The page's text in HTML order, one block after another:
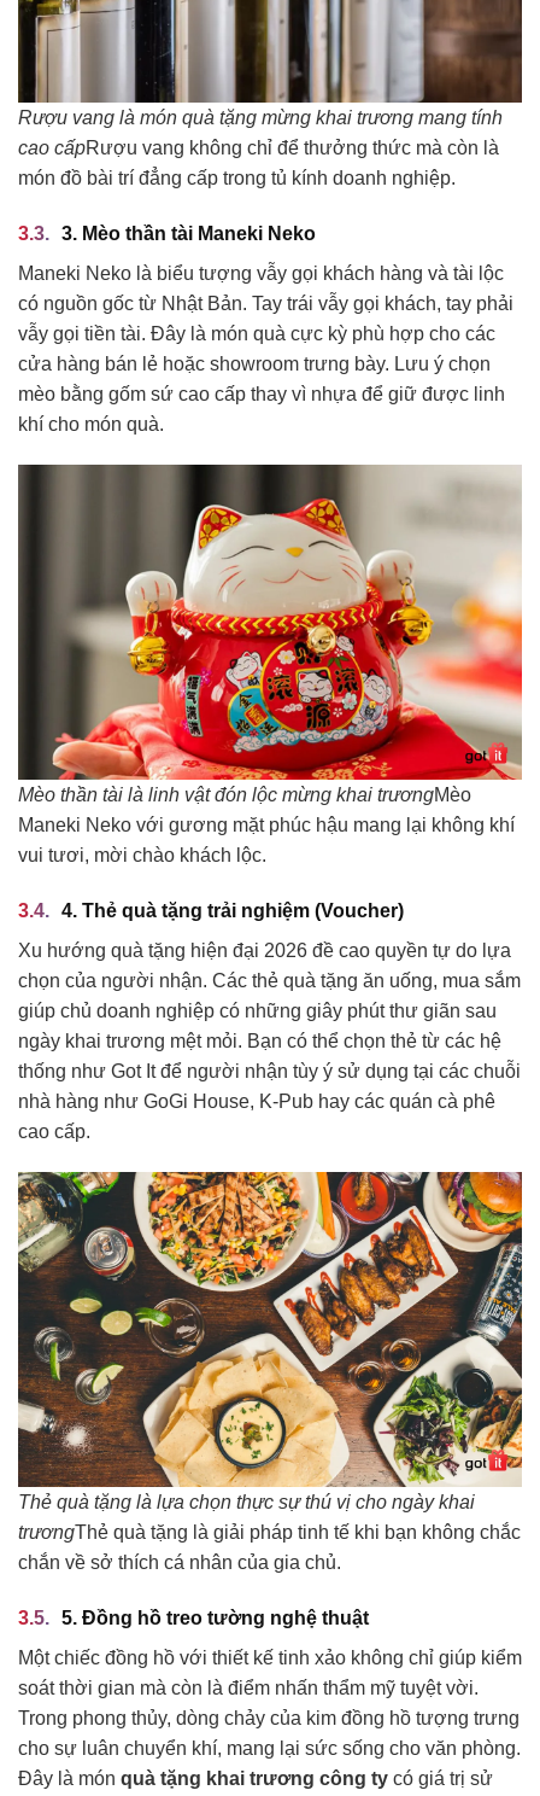
Rượu vang là món quà tặng mừng khai trương mang tính
cao cấpRượu vang không chỉ để thưởng thức mà còn là
món đồ bài trí đẳng cấp trong tủ kính doanh nghiệp.
3. Mèo thần tài Maneki Neko
Maneki Neko là biểu tượng vẫy gọi khách hàng và tài lộc
có nguồn gốc từ Nhật Bản. Tay trái vẫy gọi khách, tay phải
vẫy gọi tiền tài. Đây là món quà cực kỳ phù hợp cho các
cửa hàng bán lẻ hoặc showroom trưng bày. Lưu ý chọn
mèo bằng gốm sứ cao cấp thay vì nhựa để giữ được linh
khí cho món quà.
Mèo thần tài là linh vật đón lộc mừng khai trươngMèo
Maneki Neko với gương mặt phúc hậu mang lại không khí
vui tươi, mời chào khách lộc.
4. Thẻ quà tặng trải nghiệm (Voucher)
Xu hướng quà tặng hiện đại 2026 đề cao quyền tự do lựa
chọn của người nhận. Các thẻ quà tặng ăn uống, mua sắm
giúp chủ doanh nghiệp có những giây phút thư giãn sau
ngày khai trương mệt mỏi. Bạn có thể chọn thẻ từ các hệ
thống như Got It để người nhận tùy ý sử dụng tại các chuỗi
nhà hàng như GoGi House, K-Pub hay các quán cà phê
cao cấp.
Thẻ quà tặng là lựa chọn thực sự thú vị cho ngày khai
trươngThẻ quà tặng là giải pháp tinh tế khi bạn không chắc
chắn về sở thích cá nhân của gia chủ.
5. Đồng hồ treo tường nghệ thuật
Một chiếc đồng hồ với thiết kế tinh xảo không chỉ giúp kiểm
soát thời gian mà còn là điểm nhấn thẩm mỹ tuyệt vời.
Trong phong thủy, dòng chảy của kim đồng hồ tượng trưng
cho sự luân chuyển khí, mang lại sức sống cho văn phòng.
Đây là món quà tặng khai trương công ty có giá trị sử